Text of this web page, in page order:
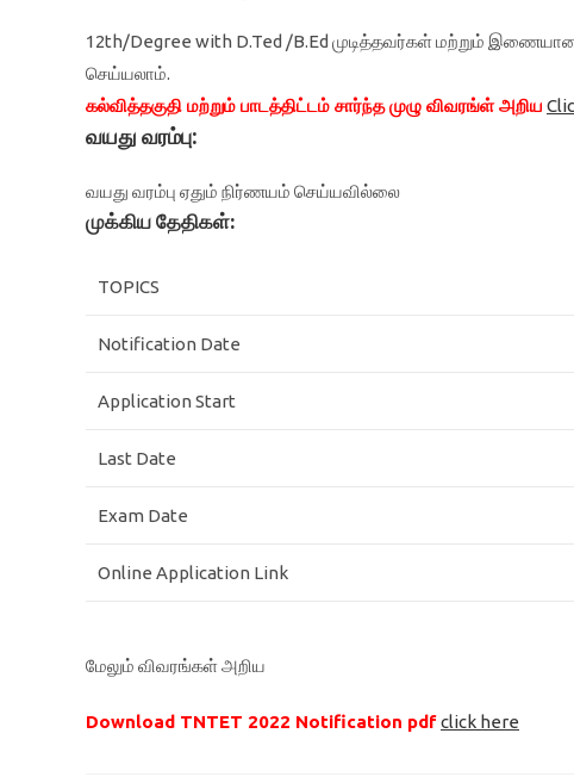
12th/Degree with D.Ted /B.Ed முடித்தவர்கள் மற்றும்
செய்யலாம்.
கல்வித்தகுதி மற்றும் பாடத்திட்டம் சார்ந்த முழு விவரங்ள் அறிய
வயது வரம்பு:
வயது வரம்பு ஏதும் நிர்ணயம் செய்யவில்லை
முக்கிய தேதிகள்:
TOPICS
Notification Date
Application Start
Last Date
Exam Date
Online Application Link
மேலும் விவரங்கள் அறிய
Download TNTET 2022 Notification pdfclick here